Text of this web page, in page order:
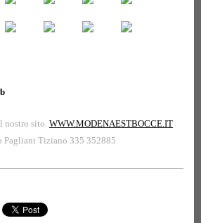
nostro sito. WWW.MODENAESTBOCCE.IT
Pagliani Tiziano 335 352885